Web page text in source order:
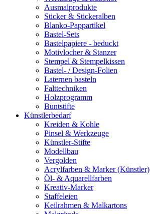
Ausmalprodukte
Sticker & Stickeralben
Blanko-Pappartikel
Bastel-Sets
Bastelpapiere - beduckt
Motivlocher & Stanzer
Stempel & Stempelkissen
Bastel- / Design-Folien
Laternen basteln
Falttechniken
Holzprogramm
Buntstifte
Künstlerbedarf
Kreiden & Kohle
Pinsel & Werkzeuge
Künstler-Stifte
Modellbau
Vergolden
Acrylfarben & Marker (Künstler)
Öl- & Aquarellfarben
Kreativ-Marker
Staffeleien
Keilrahmen & Malkartons